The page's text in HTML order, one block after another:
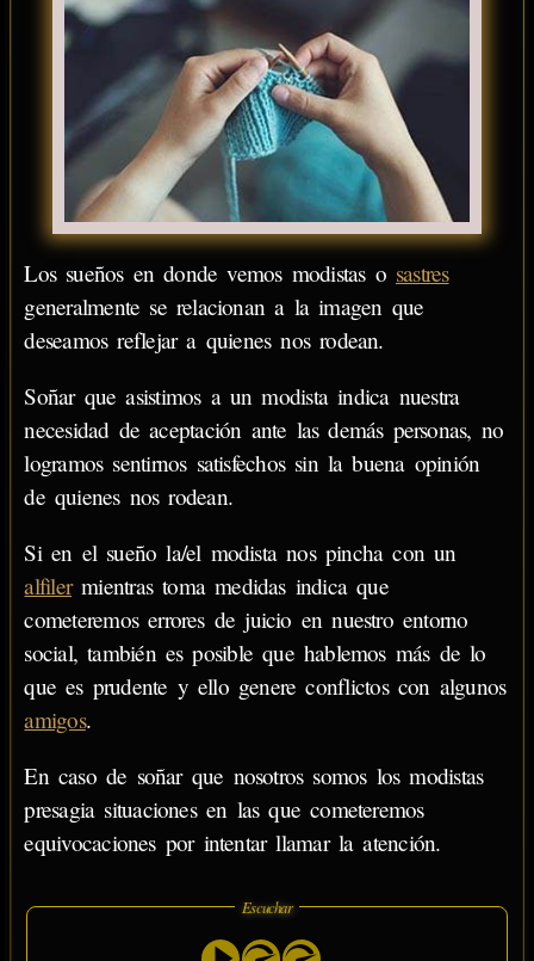
Los sueños en donde vemos modistas o sastres
generalmente se relacionan a la imagen que
deseamos reflejar a quienes nos rodean.
Soñar que asistimos a un modista indica nuestra
necesidad de aceptación ante las demás personas, no
logramos sentirnos satisfechos sin la buena opinión
de quienes nos rodean.
Si en el sueño la/el modista nos pincha con un
alfilermientras toma medidas indica que
cometeremos errores de juicio en nuestro entorno
social, también es posible que hablemos más de lo
que es prudente y ello genere conflictos con algunos
amigos.
En caso de soñar que nosotros somos los modistas
presagia situaciones en las que cometeremos
equivocaciones por intentar llamar la atención.
Escuchar